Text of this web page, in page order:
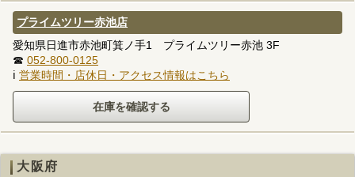
プライムツリー赤池店
愛知県日進市赤池町箕ノ手1 プライムツリー赤池 3F
☎ 052-800-0125
ℹ 営業時間・店休日・アクセス情報はこちら
大阪府